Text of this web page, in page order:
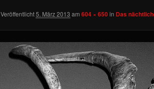
springen
Veröffentlicht5. März 2013 am 604 × 650in Das